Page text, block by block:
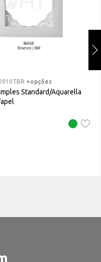
+opções
Standard/Aquarella